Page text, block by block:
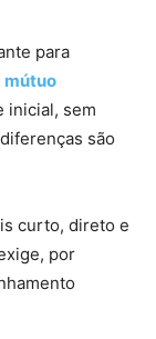
para
mútuo
inicial, sem
são
curto, direto e
por